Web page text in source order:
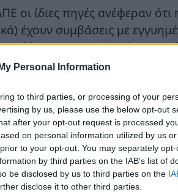
Personal Information
to third parties, or processing of your
by us, please use the below opt-out
after your opt-out request is processed
on personal information utilized by us
to your opt-out. You may separately
by third parties on the IAB’s list of
be disclosed by us to third parties on the
disclose it to other third parties.
οι ίδιες πηγές ανέφεραν
έχουν συμβάσεις με
με συμφωνίες
ενέργειας που εγχέουν οι
ότι οι κινήσεις του
ότι θα προχωρήσει έως τις 6
7,5% περίπου των
ευρώ ανά